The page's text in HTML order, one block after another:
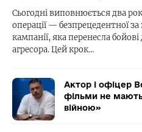
Сьогодні виповнюється два
операції — безпрецедентної
кампанії, яка перенесла
агресора. Цей крок…
Актор і офіцер
фільми не мають
війною»